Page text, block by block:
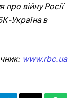
про війну Росії
Україна в
www.rbc.ua